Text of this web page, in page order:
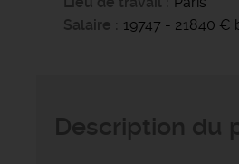
Salaire
19747 - 21840